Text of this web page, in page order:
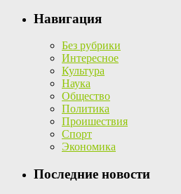
Навигация
Без рубрики
Интересное
Культура
Наука
Общество
Политика
Проишествия
Спорт
Экономика
Последние новости